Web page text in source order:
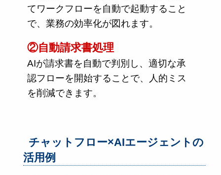
てワークフローを自動で起動すること
で、業務の効率化が図れます。
②自動請求書処理
AIが請求書を自動で判別し、適切な承
認フローを開始することで、人的ミス
を削減できます。
チャットフロー×AIエージェントの
活用例